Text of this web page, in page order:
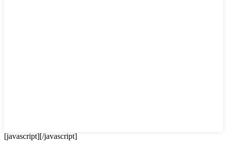
[javascript][/javascript]